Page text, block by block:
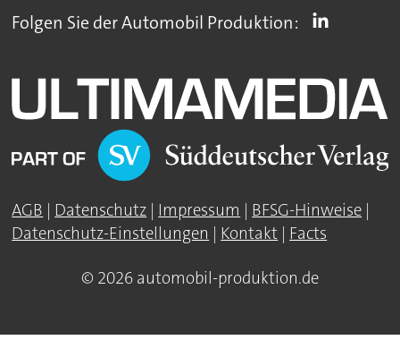
Folgen Sie der Automobil Produktion:
AGB | Datenschutz | Impressum | BFSG-Hinweise |
Datenschutz-Einstellungen | Kontakt | Facts
© 2026 automobil-produktion.de